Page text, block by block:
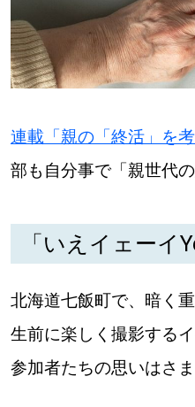
Sitakke編集部 IKU 【
【暮らしの知恵を身につけ
【道央のお気に入りを見つ
【道東のお気に入りを見つ
連載「親の「終活」を考
部も自分事で「親世代
「いえイェーイ
北海道七飯町で、暗く
生前に楽しく撮影する
参加者たちの思いはさま